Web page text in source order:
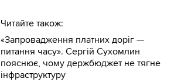
Читайте також:
«Запровадження платних доріг —
питання часу». Сергій Сухомлин
пояснює, чому держбюджет не тягне
інфраструктуру